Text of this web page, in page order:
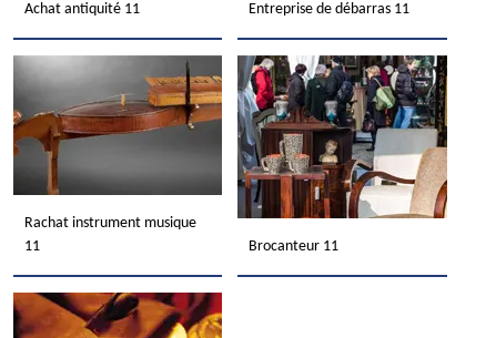
Achat antiquité 11 Entreprise de débarras 11
Rachat instrument musique
11
Brocanteur 11